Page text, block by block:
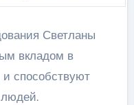
Светланы
вкладом в
способствуют